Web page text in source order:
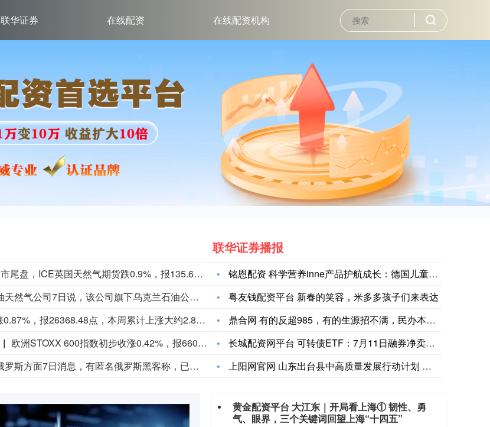
联华证券 在线配资 在线配资机构
周五（8月7日）欧市尾盘，ICE英国天然气期货跌0.9%，报135.680便士/千卡，本周累计下跌5.96%。TTF基准荷兰天然气期货跌5.03%，报55.380欧元/兆瓦时，本周累跌6.88%，整体呈现出M形走势、绝大部分时间处于下跌状态。ICE欧盟碳排放交易许可（期货价格）涨1.82%，报82.85欧元/吨，本周累涨2.60%。
乌克兰石油天然气公司7日说，该公司旗下乌克兰石油公司遭遇了近几个月来最大规模的袭击。乌克兰石油天然气公司在官网发布消息说，俄方过去一晚袭击了乌克兰石油公司7处石油和天然气生产设施，导致公司关键生产设备受损、油气产量大幅下降。袭击未造成人员伤亡。（新华社）
德国DAX 30指数初步收涨0.87%，报26368.48点，本周累计上涨大约2.8%。法国股指初步收涨0.38%，意大利股指初步收涨0.11%、银行指数跌0.17%，英国股指初步收涨0.44%。
欧洲STOXX 600指数初步收涨0.42%，报660.97点，本周累计上涨大约1.8%。欧元区STOXX 50指数初步收涨0.45%，报6531.80点，非农就业报告发布后一度达到6559.99点，本周累涨约4.2%。富时泛欧绩优300指数初步收涨0.43%，报2641.28点。
据俄罗斯方面7日消息，有匿名俄罗斯黑客称，已获取北约直接参与袭击俄领土的书面证据。相关内容涉及乌克兰武装部队2026年7月袭击俄列宁格勒州和加里宁格勒州石油码头的事件。该匿名黑客透露，其获取的书面证据显示，受雇于北约情报部门的专家巴特·德瓦赫特向乌克兰国家安全局提供了列宁格勒州和加里宁格勒州石油码头以及俄罗斯天然气工业股份公司一艘液化天然气运输船的坐标情报。（央视新闻）
联华证券播报
铭恩配资 科学营养inne产品护航成长：德国儿童营养专家成长
粤友钱配资平台 新春的笑容，米多多孩子们来表达
鼎合网 有的反超985，有的生源招不满，民办本科两重天
长城配资网平台 可转债ETF：7月11日融券净卖出18.5万
上阳网官网 山东出台县中高质量发展行动计划 鼓励具备条件县域
黄金配资平台 大江东｜开局看上海① 韧性、勇
气、眼界，三个关键词回望上海“十四五”